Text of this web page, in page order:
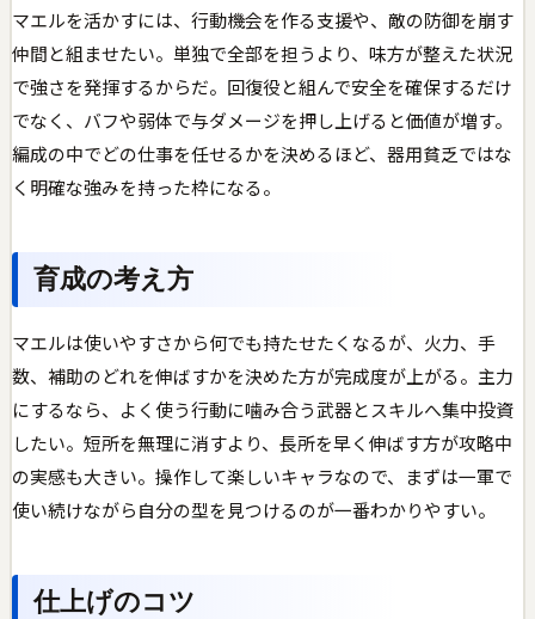
マエルを活かすには、行動機会を作る支援や、敵の防御を崩す
仲間と組ませたい。単独で全部を担うより、味方が整えた状況
で強さを発揮するからだ。回復役と組んで安全を確保するだけ
でなく、バフや弱体で与ダメージを押し上げると価値が増す。
編成の中でどの仕事を任せるかを決めるほど、器用貧乏ではな
く明確な強みを持った枠になる。
育成の考え方
マエルは使いやすさから何でも持たせたくなるが、火力、手
数、補助のどれを伸ばすかを決めた方が完成度が上がる。主力
にするなら、よく使う行動に噛み合う武器とスキルへ集中投資
したい。短所を無理に消すより、長所を早く伸ばす方が攻略中
の実感も大きい。操作して楽しいキャラなので、まずは一軍で
使い続けながら自分の型を見つけるのが一番わかりやすい。
仕上げのコツ